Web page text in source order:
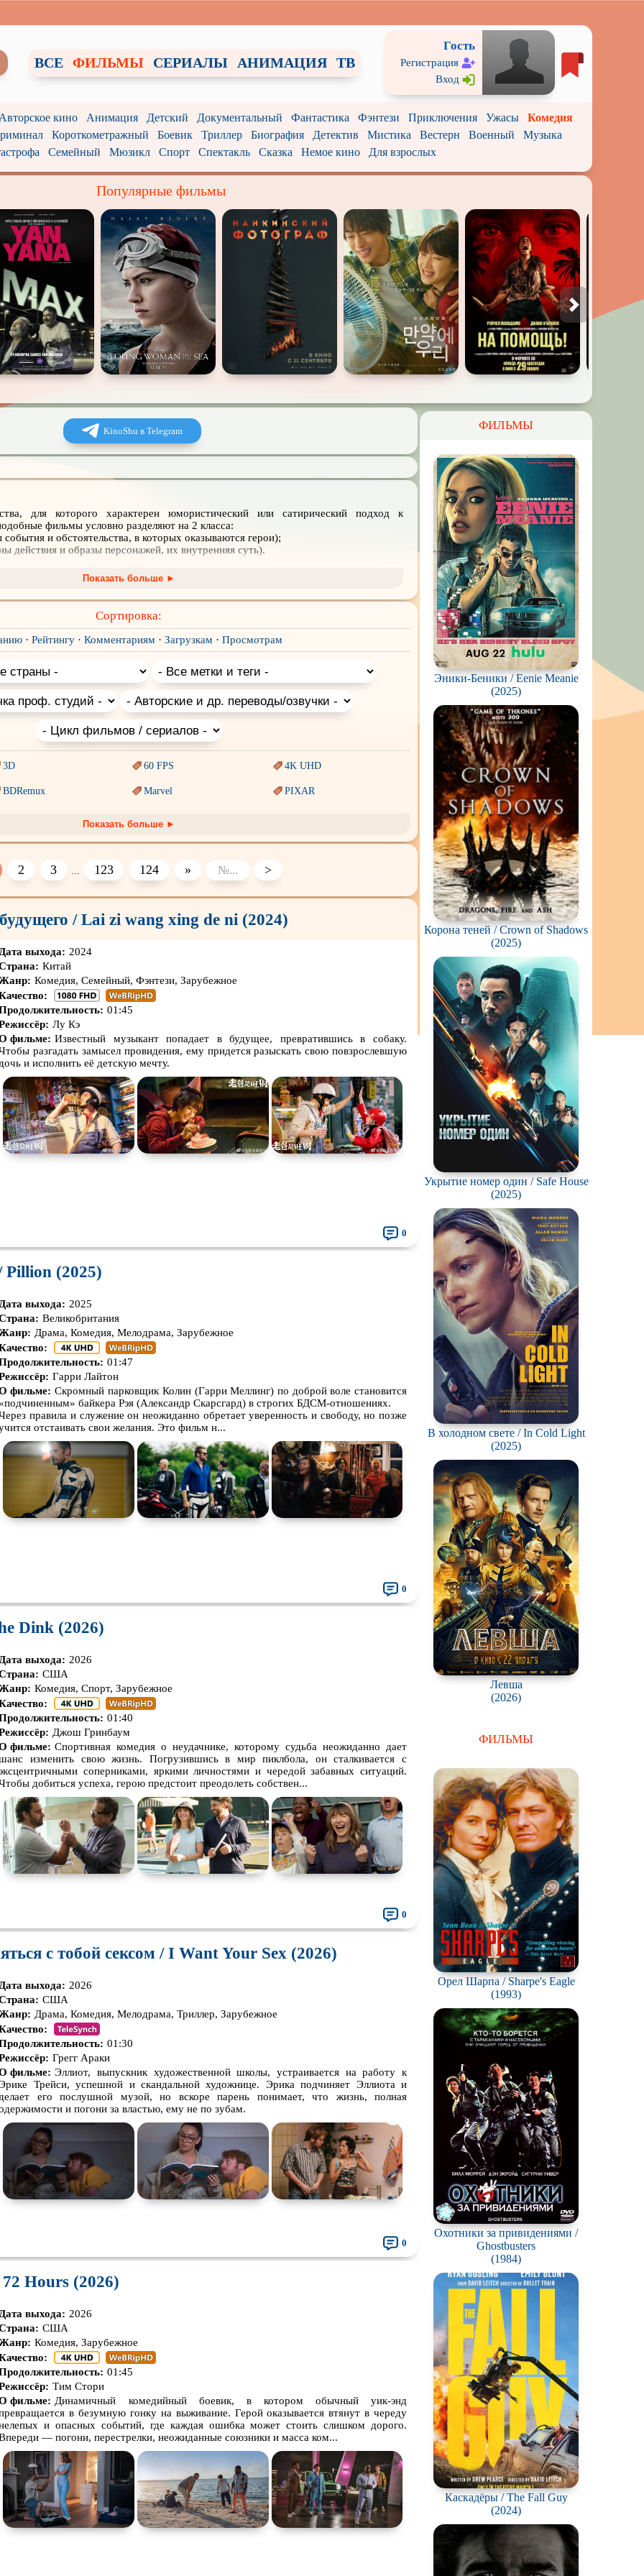
ВСЕ ФИЛЬМЫ СЕРИАЛЫ АНИМАЦИЯ ТВ
Гость
Регистрация
Вход
кино Анимация Детский Документальный Фантастика Фэнтези Приключения Ужасы
Комедия
Короткометражный Боевик Триллер Биография Детектив Мистика Вестерн Военный
Музыка
Семейный Мюзикл Спорт Спектакль Сказка Немое кино Для взрослых
Популярные фильмы
KinoShu в Telegram
для которого характерен юмористический или сатирический подход к
фильмы условно разделяют на 2 класса:
и обстоятельства, в которых оказываются герои);
действия и образы персонажей, их внутренняя суть).
ленты. Огромной популярностью пользуются комедийные сериалы
короткометражки. Некоторые из них прекрасно подходят для семейного
или черные комедии для взрослых, лучше смотреть в кругу друзей или
популярные и малоизвестные авторские, новые и классические, русские и
смешные и добрые семейные, а также пошлые молодежные комедии, социальная
Показать больше ►
Сортировка:
· Рейтингу· Комментариям · Загрузкам · Просмотрам
3D 60 FPS 4K UHD
BDRemux Marvel PIXAR
Антиутопия Врачи Гении
Киберпанк Коллекция
ПереводГоблина ПереводКубик в Кубе Перевод
Подростковая жестокость
Про апокалипсис
Про ведьм Про викингов
Про гонки
Про животных Про зомби Про инопланетян
убийц
Про оборотней Про пиратов Про подростков
Про роботов Про рыцарей Про самолёты
Про снайперов Про супергероев Про танки
Стимпанк
Экранизация
Показать больше ►
2 3 ... 123 124 » >
/ Lai zi wang xing de ni (2024)
Дата выхода: 2024
Китай
Комедия, Семейный, Фэнтези, Зарубежное
01:45
Лу Кэ
фильме: Известный музыкант попадает в будущее, превратившись в собаку.
разгадать замысел провидения, ему придется разыскать свою повзрослевшую
дочь и исполнить её детскую мечту.
0
Pillion (2025)
выхода: 2025
Великобритания
Драма, Комедия, Мелодрама, Зарубежное
01:47
Гарри Лайтон
фильме: Скромный парковщик Колин (Гарри Меллинг) по доброй воле становится
«подчиненным» байкера Рэя (Александр Скарсгард) в строгих БДСМ-отношениях.
правила и служение он неожиданно обретает уверенность и свободу, но позже
отстаивать свои желания. Это фильм н...
0
Dink (2026)
выхода: 2026
США
Комедия, Спорт, Зарубежное
01:40
Джош Гринбаум
фильме: Спортивная комедия о неудачнике, которому судьба неожиданно дает
изменить свою жизнь. Погрузившись в мир пиклбола, он сталкивается с
соперниками, яркими личностями и чередой забавных ситуаций.
добиться успеха, герою предстоит преодолеть собствен...
0
с тобой сексом / I Want Your Sex (2026)
выхода: 2026
США
Драма, Комедия, Мелодрама, Триллер, Зарубежное
01:30
Грегг Араки
фильме: Эллиот, выпускник художественной школы, устраивается на работу к
Трейси, успешной и скандальной художнице. Эрика подчиняет Эллиота и
его послушной музой, но вскоре парень понимает, что жизнь, полная
и погони за властью, ему не по зубам.
0
72 Hours (2026)
Дата выхода: 2026
США
Комедия, Зарубежное
01:45
Тим Стори
фильме: Динамичный комедийный боевик, в котором обычный уик-энд
в безумную гонку на выживание. Герой оказывается втянут в череду
и опасных событий, где каждая ошибка может стоить слишком дорого.
— погони, перестрелки, неожиданные союзники и масса ком...
ФИЛЬМЫ
Эники-Беники / Eenie Meanie
(2025)
Корона теней / Crown of Shadows
(2025)
Укрытие номер один / Safe House
(2025)
В холодном свете / In Cold Light
(2025)
Левша
(2026)
ФИЛЬМЫ
Орел Шарпа / Sharpe's Eagle
(1993)
Охотники за привидениями /
Ghostbusters
(1984)
Каскадёры / The Fall Guy
(2024)